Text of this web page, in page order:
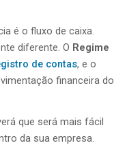
é o fluxo de caixa.
diferente. O Regime
de contas, e o
financeira do
que será mais fácil
da sua empresa.